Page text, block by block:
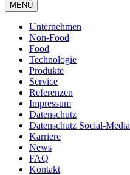
MENÜ
Unternehmen
Non-Food
Food
Technologie
Produkte
Service
Referenzen
Impressum
Datenschutz
Datenschutz Social-Media
Karriere
News
FAQ
Kontakt